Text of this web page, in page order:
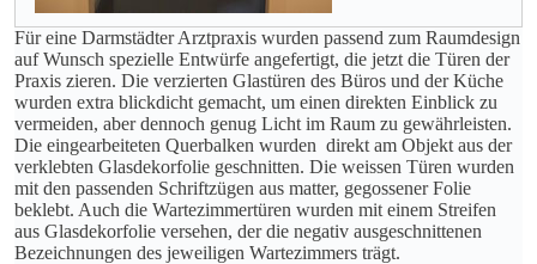
Für eine Darmstädter Arztpraxis wurden passend zum Raumdesign
auf Wunsch spezielle Entwürfe angefertigt, die jetzt die Türen der
Praxis zieren. Die verzierten Glastüren des Büros und der Küche
wurden extra blickdicht gemacht, um einen direkten Einblick zu
vermeiden, aber dennoch genug Licht im Raum zu gewährleisten.
Die eingearbeiteten Querbalken wurden direkt am Objekt aus der
verklebten Glasdekorfolie geschnitten. Die weissen Türen wurden
mit den passenden Schriftzügen aus matter, gegossener Folie
beklebt. Auch die Wartezimmertüren wurden mit einem Streifen
aus Glasdekorfolie versehen, der die negativ ausgeschnittenen
Bezeichnungen des jeweiligen Wartezimmers trägt.